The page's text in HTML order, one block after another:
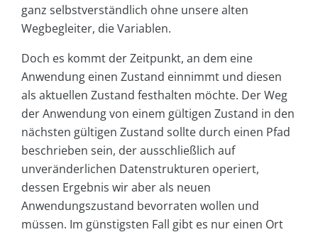
ganz selbstverständlich ohne unsere alten
Wegbegleiter, die Variablen.
Doch es kommt der Zeitpunkt, an dem eine
Anwendung einen Zustand einnimmt und diesen
als aktuellen Zustand festhalten möchte. Der Weg
der Anwendung von einem gültigen Zustand in den
nächsten gültigen Zustand sollte durch einen Pfad
beschrieben sein, der ausschließlich auf
unveränderlichen Datenstrukturen operiert,
dessen Ergebnis wir aber als neuen
Anwendungszustand bevorraten wollen und
müssen. Im günstigsten Fall gibt es nur einen Ort